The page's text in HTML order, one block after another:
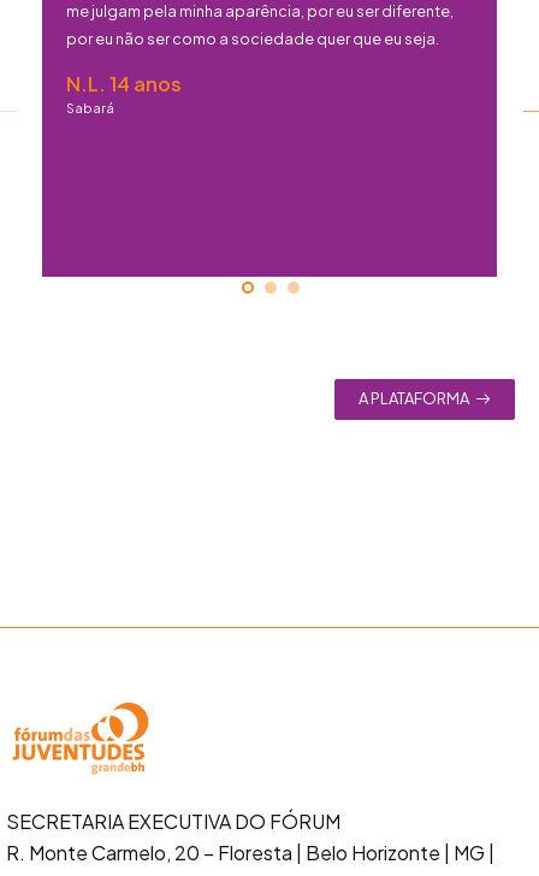
me julgam pela minha aparência, por eu ser diferente,
por eu não ser como a sociedade quer que eu seja.
N.L. 14 anos
Sabará
A PLATAFORMA
SECRETARIA EXECUTIVA DO FÓRUM
R. Monte Carmelo, 20 – Floresta
| Belo Horizonte | MG |